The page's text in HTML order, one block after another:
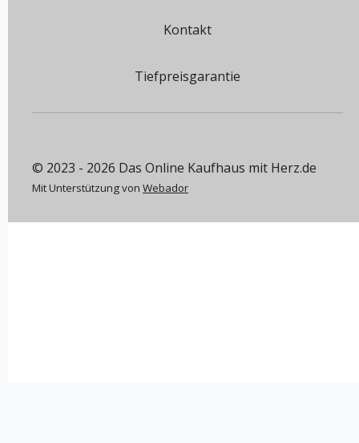
Kontakt
Tiefpreisgarantie
© 2023 - 2026 Das Online Kaufhaus mit Herz.de
Mit Unterstützung von Webador